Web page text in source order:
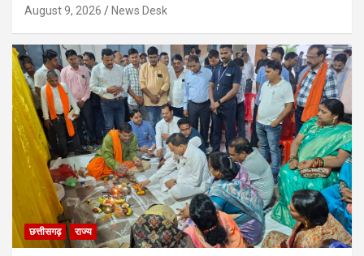
August 9, 2026 News Desk
छत्तीसगढ़ राज्य